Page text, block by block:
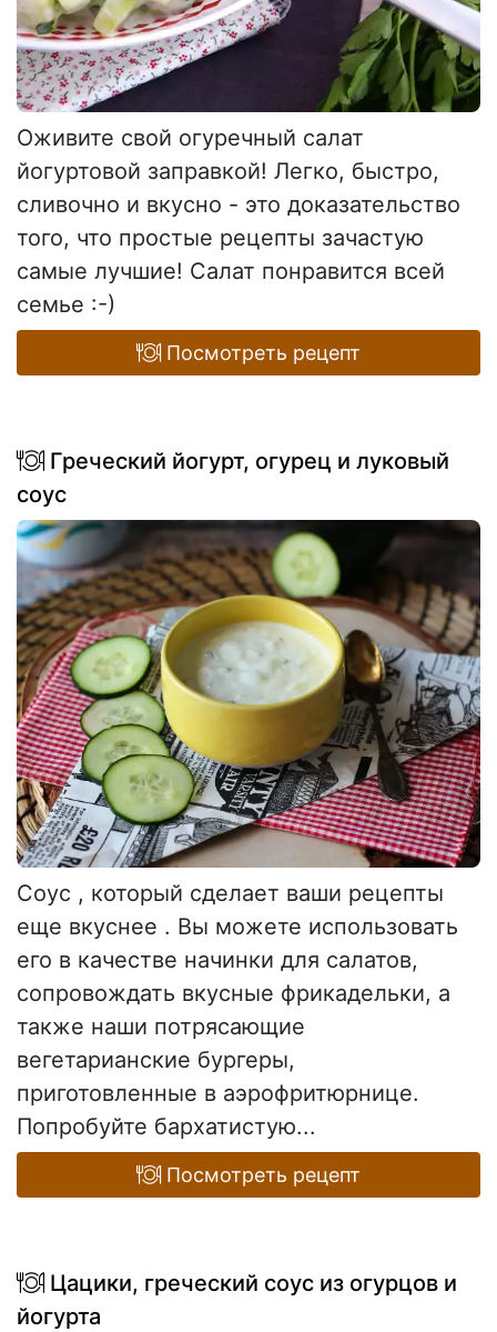
Оживите свой огуречный салат
йогуртовой заправкой! Легко, быстро,
сливочно и вкусно - это доказательство
того, что простые рецепты зачастую
самые лучшие! Салат понравится всей
семье :-)
Посмотреть рецепт
Греческий йогурт, огурец и луковый
соус
Соус , который сделает ваши рецепты
еще вкуснее . Вы можете использовать
его в качестве начинки для салатов,
сопровождать вкусные фрикадельки, а
также наши потрясающие
вегетарианские бургеры,
приготовленные в аэрофритюрнице.
Попробуйте бархатистую...
Посмотреть рецепт
Цацики, греческий соус из огурцов и
йогурта